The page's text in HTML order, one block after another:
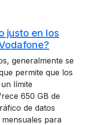
justo en los
generalmente se
permite que los
límite
650 GB de
de datos
para